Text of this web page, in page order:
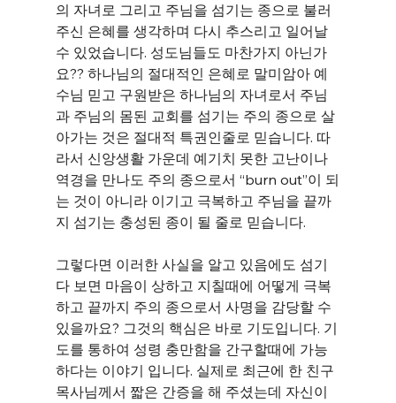
의 자녀로 그리고 주님을 섬기는 종으로 불러
주신 은혜를 생각하며 다시 추스리고 일어날
수 있었습니다. 성도님들도 마찬가지 아닌가
요?? 하나님의 절대적인 은혜로 말미암아 예
수님 믿고 구원받은 하나님의 자녀로서 주님
과 주님의 몸된 교회를 섬기는 주의 종으로 살
아가는 것은 절대적 특권인줄로 믿습니다. 따
라서 신앙생활 가운데 예기치 못한 고난이나
역경을 만나도 주의 종으로서 “burn out”이 되
는 것이 아니라 이기고 극복하고 주님을 끝까
지 섬기는 충성된 종이 될 줄로 믿습니다.
그렇다면 이러한 사실을 알고 있음에도 섬기
다 보면 마음이 상하고 지칠때에 어떻게 극복
하고 끝까지 주의 종으로서 사명을 감당할 수
있을까요? 그것의 핵심은 바로 기도입니다. 기
도를 통하여 성령 충만함을 간구할때에 가능
하다는 이야기 입니다. 실제로 최근에 한 친구
목사님께서 짧은 간증을 해 주셨는데 자신이